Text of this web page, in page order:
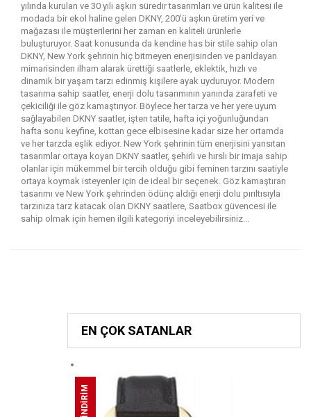
yılında kurulan ve 30 yılı aşkın süredir tasarımları ve ürün kalitesi ile
modada bir ekol haline gelen DKNY, 200'ü aşkın üretim yeri ve
mağazası ile müşterilerini her zaman en kaliteli ürünlerle
buluşturuyor. Saat konusunda da kendine has bir stile sahip olan
DKNY, New York şehrinin hiç bitmeyen enerjisinden ve parıldayan
mimarisinden ilham alarak ürettiği saatlerle, eklektik, hızlı ve
dinamik bir yaşam tarzı edinmiş kişilere ayak uyduruyor. Modern
tasarıma sahip saatler, enerji dolu tasarımının yanında zarafeti ve
çekiciliği ile göz kamaştırıyor. Böylece her tarza ve her yere uyum
sağlayabilen DKNY saatler, işten tatile, hafta içi yoğunluğundan
hafta sonu keyfine, kottan gece elbisesine kadar size her ortamda
ve her tarzda eşlik ediyor. New York şehrinin tüm enerjisini yansıtan
tasarımlar ortaya koyan DKNY saatler, şehirli ve hırslı bir imaja sahip
olanlar için mükemmel bir tercih olduğu gibi feminen tarzını saatiyle
ortaya koymak isteyenler için de ideal bir seçenek. Göz kamaştıran
tasarımı ve New York şehrinden ödünç aldığı enerji dolu pırıltısıyla
tarzınıza tarz katacak olan DKNY saatlere, Saatbox güvencesi ile
sahip olmak için hemen ilgili kategoriyi inceleyebilirsiniz...
EN ÇOK SATANLAR